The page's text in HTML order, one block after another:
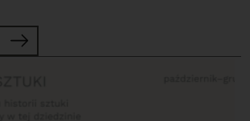
o Wystawa Gdańsk Press Photo w